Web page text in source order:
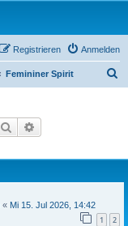
Anmelden
Registrieren
Femininer Spirit
Suche
« Mi 15. Jul 2026, 14:42
1 2